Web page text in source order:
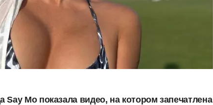
Say Mo показала видео, на котором запечатлена